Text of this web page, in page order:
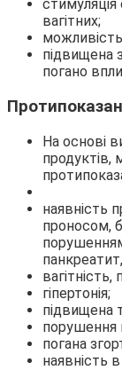
вагітних;
можливість
підвищена
погано
На основі
наявність
проносом,
вагітність,
гіпертонія;
підвищена
порушення
погана
наявність в